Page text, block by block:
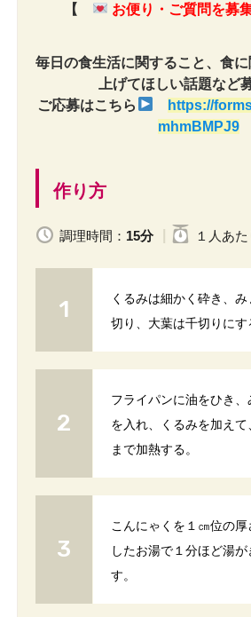
【 お便り・ご質問を募
毎日の食生活に関すること、食
上げてほしい話題など
ご応募はこちら
https://
mhmBMPJ9
作り方
調理時間： 15分 １人 あた
くるみは細かく砕き、
切り、大葉は千切りにす
フライパンに油をひき
を入れ、くるみを加えて
まで加熱する。
こんにゃくを１㎝位の
したお湯で１分ほど湯が
す。